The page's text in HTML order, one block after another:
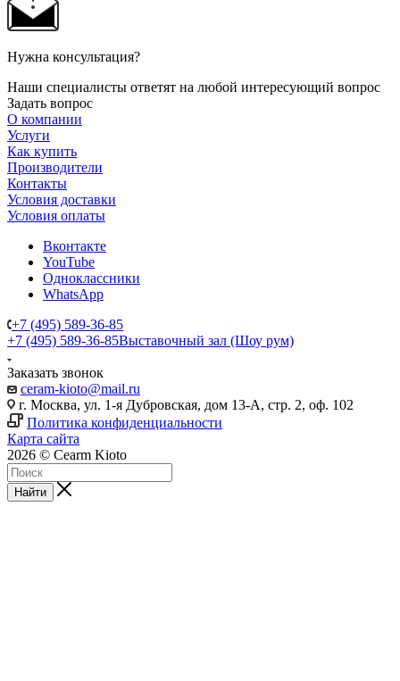
Нужна консультация?
Наши специалисты ответят на любой интересующий вопрос
Задать вопрос
О компании
Услуги
Как купить
Производители
Контакты
Условия доставки
Условия оплаты
Вконтакте
YouTube
Одноклассники
WhatsApp
+7 (495) 589-36-85
+7 (495) 589-36-85Выставочный зал (Шоу рум)
Заказать звонок
ceram-kioto@mail.ru
г. Москва, ул. 1-я Дубровская, дом 13-А, стр. 2, оф. 102
Политика конфиденциальности
Карта сайта
2026 © Cearm Kioto
Найти